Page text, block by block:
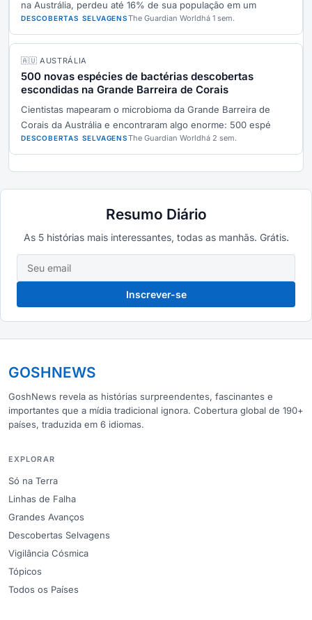
na Austrália, perdeu até 16% de sua população em um
DESCOBERTAS SELVAGENSThe Guardian Worldhá 1 sem.
🇦🇺 AUSTRÁLIA
500 novas espécies de bactérias descobertas
escondidas na Grande Barreira de Corais
Cientistas mapearam o microbioma da Grande Barreira de
Corais da Austrália e encontraram algo enorme: 500 espé
DESCOBERTAS SELVAGENSThe Guardian Worldhá 2 sem.
Resumo Diário
As 5 histórias mais interessantes, todas as manhãs. Grátis.
Inscrever-se
GOSHNEWS
GoshNews revela as histórias surpreendentes, fascinantes e
importantes que a mídia tradicional ignora. Cobertura global de 190+
países, traduzida em 6 idiomas.
EXPLORAR
Só na Terra
Linhas de Falha
Grandes Avanços
Descobertas Selvagens
Vigilância Cósmica
Tópicos
Todos os Países